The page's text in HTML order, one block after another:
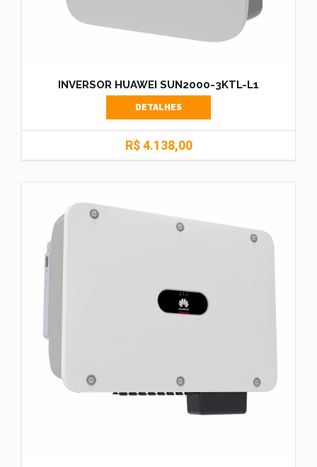
INVERSOR HUAWEI SUN2000-3KTL-L1
DETALHES
R$ 4.138,00